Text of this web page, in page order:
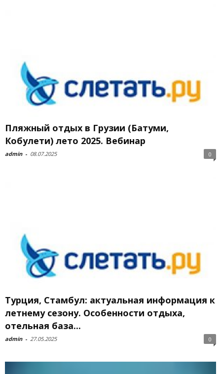
Пляжный отдых в Грузии (Батуми,
Кобулети) лето 2025. Вебинар
admin - 08.07.2025 0
Турция, Стамбул: актуальная информация к
летнему сезону. Особенности отдыха,
отельная база...
admin - 27.05.2025 0